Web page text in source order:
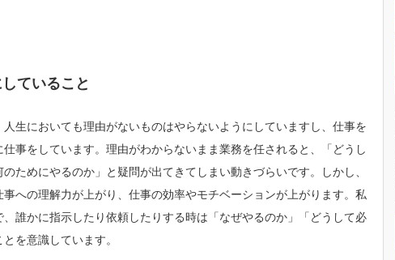
ていること
生においても理由がないものはやらないようにしていますし、仕事を
事をしています。理由がわからないまま業務を任されると、「どうし
ためにやるのか」と疑問が出てきてしまい動きづらいです。しかし、
事への理解力が上がり、仕事の効率やモチベーションが上がります。私
誰かに指示したり依頼したりする時は「なぜやるのか」「どうして必
を意識しています。